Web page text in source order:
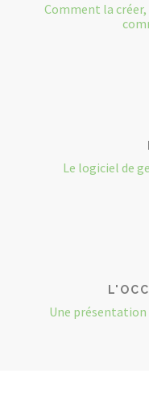
Comment la
Le logiciel de
Une